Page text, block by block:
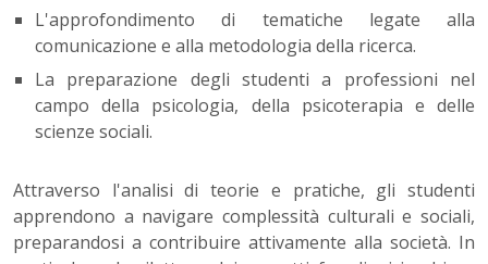
L'approfondimento di tematiche legate alla
comunicazione e alla metodologia della ricerca.
La preparazione degli studenti a professioni nel
campo della psicologia, della psicoterapia e delle
scienze sociali.
Attraverso l'analisi di teorie e pratiche, gli studenti
apprendono a navigare complessità culturali e sociali,
preparandosi a contribuire attivamente alla società. In